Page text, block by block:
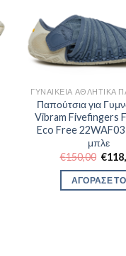
Παπούτσια για
Vibram Fivefingers
Eco Free
μπλε
€150,00
was:
€
ΑΓΟΡΑΣΕ ΤΟ